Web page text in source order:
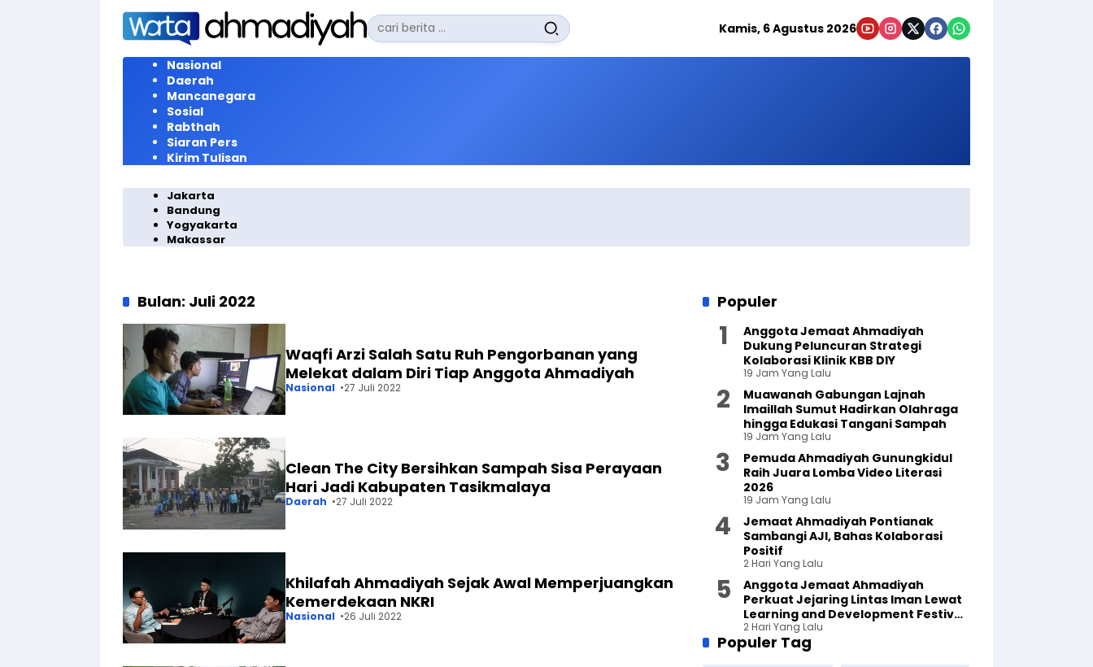
Langsung
konten
Pencarian
untuk:
Kamis, 6 Agustus 2026
Nasional
Daerah
Mancanegara
Sosial
Rabthah
Siaran Pers
Kirim Tulisan
Jakarta
Bandung
Yogyakarta
Makassar
Bulan: Juli 2022
Waqfi Arzi Salah Satu Ruh Pengorbanan yang
Melekat dalam Diri Tiap Anggota Ahmadiyah
Nasional 27 Juli 2022
Clean The City Bersihkan Sampah Sisa Perayaan
Hari Jadi Kabupaten Tasikmalaya
Daerah 27 Juli 2022
Khilafah Ahmadiyah Sejak Awal Memperjuangkan
Kemerdekaan NKRI
Nasional 26 Juli 2022
Populer
Anggota Jemaat Ahmadiyah
Dukung Peluncuran Strategi
Kolaborasi Klinik KBB DIY
19 Jam Yang Lalu
Muawanah Gabungan Lajnah
Imaillah Sumut Hadirkan Olahraga
hingga Edukasi Tangani Sampah
19 Jam Yang Lalu
Pemuda Ahmadiyah Gunungkidul
Raih Juara Lomba Video Literasi
2026
19 Jam Yang Lalu
Jemaat Ahmadiyah Pontianak
Sambangi AJI, Bahas Kolaborasi
Positif
2 Hari Yang Lalu
Anggota Jemaat Ahmadiyah
Perkuat Jejaring Lintas Iman Lewat
Learning and Development Festival
di Yogyakarta
2 Hari Yang Lalu
Populer Tag